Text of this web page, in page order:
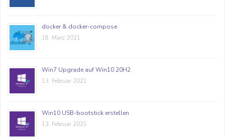
docker & docker-compose
18. März 2021
Win7 Upgrade auf Win10 20H2
13. Februar 2021
Win10 USB-bootstick erstellen
13. Februar 2021